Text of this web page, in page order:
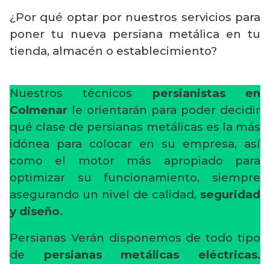
¿Por qué optar por nuestros servicios para
poner tu nueva persiana metálica en tu
tienda, almacén o establecimiento?
Nuestros técnicos persianistas en
Colmenar le orientarán para poder decidir
qué clase de persianas metálicas es la más
idónea para colocar en su empresa, así
como el motor más apropiado para
optimizar su funcionamiento, siempre
asegurando un nivel de calidad, seguridad
y diseño.
Persianas Verán disponemos de todo tipo
de persianas metálicas eléctricas.